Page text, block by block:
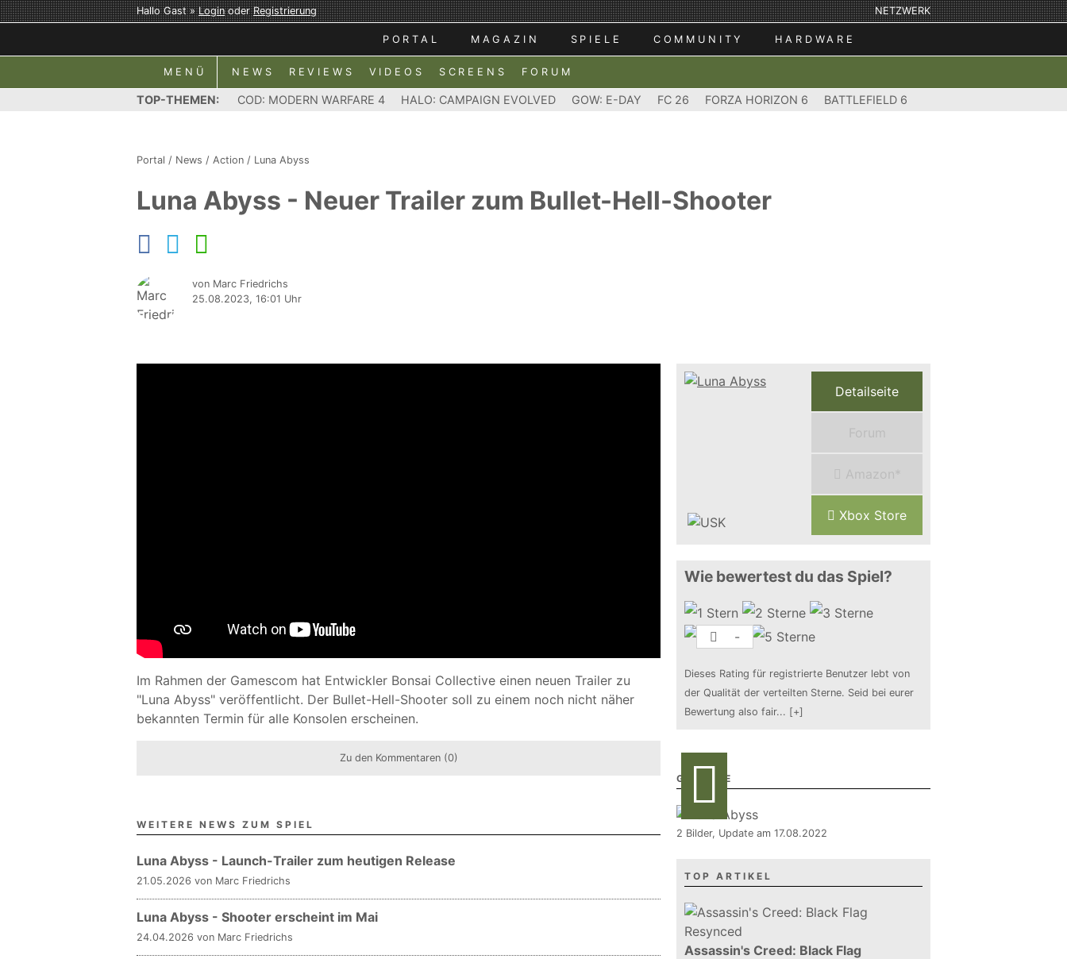
Hallo Gast »LoginoderRegistrierung NETZWERK
PORTAL MAGAZIN SPIELE COMMUNITY HARDWARE
MENÜ NEWS REVIEWS VIDEOS SCREENS FORUM
TOP-THEMEN: COD: MODERN WARFARE 4 HALO: CAMPAIGN EVOLVED GOW: E-DAY FC 26 FORZA HORIZON 6 BATTLEFIELD 6
Portal / News / Action / Luna Abyss
Luna Abyss - Neuer Trailer zum Bullet-Hell-Shooter
von Marc Friedrichs
25.08.2023, 16:01 Uhr
Im Rahmen der Gamescom hat Entwickler Bonsai Collective einen neuen Trailer zu
"Luna Abyss" veröffentlicht. Der Bullet-Hell-Shooter soll zu einem noch nicht näher
bekannten Termin für alle Konsolen erscheinen.
Zu den Kommentaren (0)
WEITERE NEWS ZUM SPIEL
Luna Abyss - Launch-Trailer zum heutigen Release
21.05.2026 von Marc Friedrichs
Luna Abyss - Shooter erscheint im Mai
24.04.2026 von Marc Friedrichs
Detailseite
Forum
Amazon*
Xbox Store
Wie bewertest du das Spiel?
-
Dieses Rating für registrierte Benutzer lebt von
der Qualität der verteilten Sterne. Seid bei eurer
Bewertung also fair... [+]
GALERIE
2 Bilder, Update am 17.08.2022
TOP ARTIKEL
Assassin's Creed: Black Flag